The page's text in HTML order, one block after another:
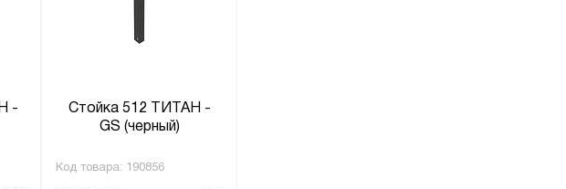
-
Стойка 512 ТИТАН -
GS (черный)
Код товара: 190856